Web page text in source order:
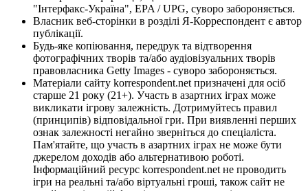
"Інтерфакс-Україна", EPA / UPG, суворо забороняється.
Власник веб-сторінки в розділі Я-Корреспондент є автор
публікації.
Будь-яке копіювання, передрук та відтворення
фотографічних творів та/або аудіовізуальних творів
правовласника Getty Images - суворо забороняється.
Матеріали сайту korrespondent.net призначені для осіб
старше 21 року (21+). Участь в азартних іграх може
викликати ігрову залежність. Дотримуйтесь правил
(принципів) відповідальної гри. При виявленні перших
ознак залежності негайно зверніться до спеціаліста.
Пам'ятайте, що участь в азартних іграх не може бути
джерелом доходів або альтернативою роботі.
Інформаційний ресурс korrespondent.net не проводить
ігри на реальні та/або віртуальні гроші, також сайт не